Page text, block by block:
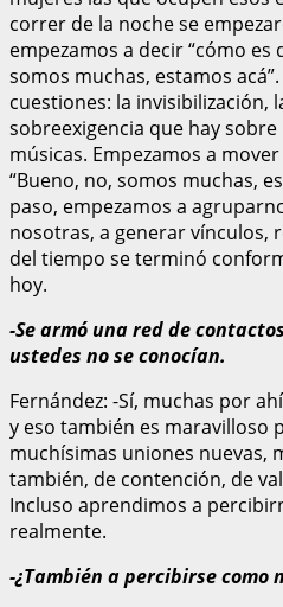
correr de la noche se
empezamos a decir “cómo
somos muchas, estamos
cuestiones: la invisibilización,
sobreexigencia que hay
músicas. Empezamos a
“Bueno, no, somos muchas,
paso, empezamos a
nosotras, a generar vínculos,
del tiempo se terminó
hoy.
-Se armó una red de
ustedes no se conocían.
Fernández: -Sí, muchas por
y eso también es maravilloso
muchísimas uniones nuevas,
también, de contención, de
Incluso aprendimos a
realmente.
-¿También a percibirse como